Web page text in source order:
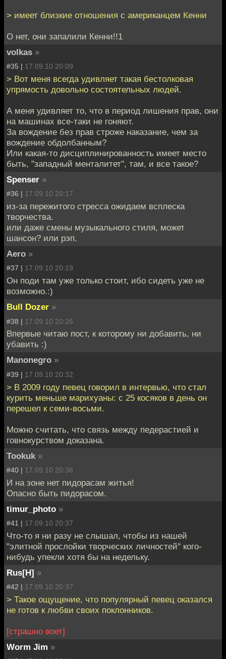
> имеет близкие отношения с американцем Кенни
О нет, они запалили Кенни!!1
volkas »
#35 | 17.09.10 20:09
> Вот меня всегда удивляет такая бестолковая
упрямость довольно состоятельных людей.
А меня удивляет то, что в период лишения прав, они
на машинах все-таки не гоняют.
За вождение без прав строже наказание, чем за
вождение обдолбанным?
Или какая-то дисциплинированность имеет место
быть, "западный менталитет", там, и все такое?
Spenser »
#36 | 17.09.10 20:17
из-за пережитого стресса ожидаем всплеска
творчества.
или даже смены музыкального стиля, может
шансон? или рэп.
Aero »
#37 | 17.09.10 20:19
Он поди там уже только стоит, ибо сидеть уже не
возможно.:)
Bull Dozer »
#38 | 17.09.10 20:26
Впервые читаю пост, к которому ни добавить, ни
убавить :)
Manonegro »
#39 | 17.09.10 20:32
> В 2009 году певец говорил в интервью, что стал
курить меньше марихуаны: с 25 косяков в день он
перешел к семи-восьми.
Можно считать, что связь между педерастией и
говнокурством доказана.
Tookuk »
#40 | 17.09.10 20:36
И на зоне нет пидорасам житья!
Опасно быть пидорасом.
timur_photo »
#41 | 17.09.10 20:37
Что-то я ни разу не слышал, чтобы из нашей
"элитной прослойки творческих личностей" кого-
нибудь упекли хотя бы на недельку.
Rus[H] »
#42 | 17.09.10 20:37
> Такое ощущение, что популярный певец оказался
не готов к любви своих поклонников.
[страшно воет]
Worm Jim »